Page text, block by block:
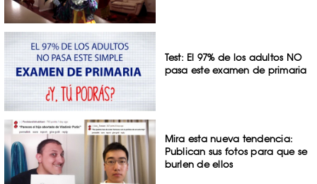
Test: El 97% de los adultos NO
pasa este examen de primaria
Mira esta nueva tendencia:
Publican sus fotos para que se
burlen de ellos